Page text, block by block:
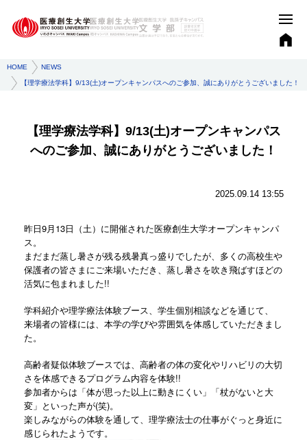
HOME NEWS
【理学療法学科】9/13(土)オープンキャンパスへのご参加、誠にありがとうございました！
【理学療法学科】9/13(土)オープンキャンパス
へのご参加、誠にありがとうございました！
2025.09.14 13:55
昨日9月13日（土）に開催された医療創生大学オープンキャンパ
ス。
まだまだ蒸し暑さが残る残暑真っ盛りでしたが、 多くの高校生や
保護者の皆さまにご来場いただき、 蒸し暑さを吹き飛ばすほどの
活気に包まれました!!
学科紹介や理学療法体験ブース、学生個別相談などを通じて、
来場者の皆様には、本学の学びや雰囲気を体感していただきまし
た。
高齢者疑似体験ブースでは、 高齢者の体の変化やリハビリの大切
さを体感できるプログラム内容を体験!!
参加者からは「体が思った以上に動きにくい」「杖がないと大
変」といった声が(笑)。
楽しみながらの体験を通して、理学療法士の仕事がぐっと身近に
感じられたようです。